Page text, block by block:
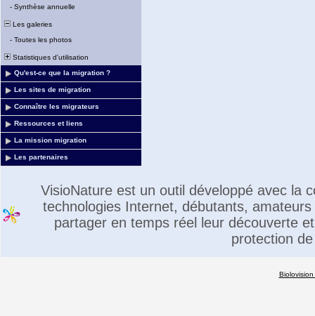
- Synthèse annuelle
Les galeries
- Toutes les photos
Statistiques d'utilisation
Qu'est-ce que la migration ?
Les sites de migration
Connaître les migrateurs
Ressources et liens
La mission migration
Les partenaires
VisioNature est un outil développé avec la
technologies Internet, débutants,
partager en temps réel leur découverte
protection
Biolovision